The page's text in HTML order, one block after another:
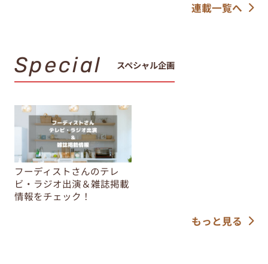
連載一覧へ
Special スペシャル企画
フーディストさんのテレ
ビ・ラジオ出演＆雑誌掲載
情報をチェック！
もっと見る